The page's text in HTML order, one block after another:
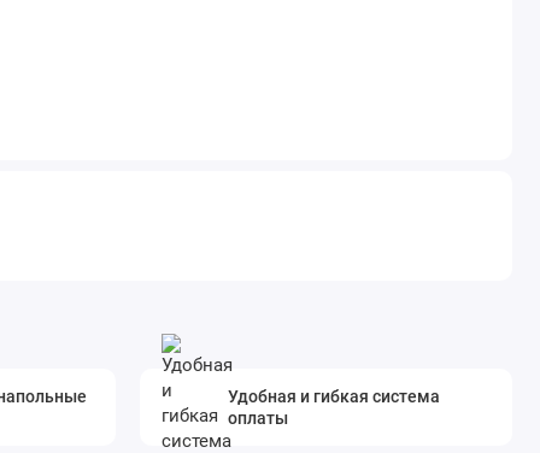
Удобная и гибкая система
оплаты